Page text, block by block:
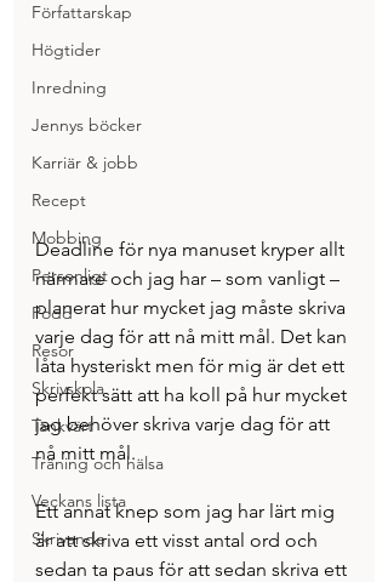
Författarskap
Högtider
Inredning
Jennys böcker
Karriär & jobb
Recept
Mobbing
Personligt
Podd
Resor
Skrivskola
Tänkvärt
Träning och hälsa
Veckans lista
Skrivande
Deadline för nya manuset kryper allt
närmare och jag har – som vanligt –
planerat hur mycket jag måste skriva
varje dag för att nå mitt mål. Det kan
låta hysteriskt men för mig är det ett
perfekt sätt att ha koll på hur mycket
jag behöver skriva varje dag för att
nå mitt mål.
Ett annat knep som jag har lärt mig
är att skriva ett visst antal ord och
sedan ta paus för att sedan skriva ett